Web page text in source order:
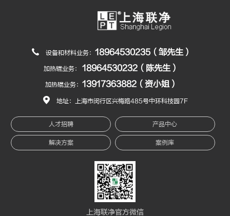
设备和材料业务： 18964530235（邹先生）
加热辊业务： 18964530232（陈先生）
加热辊业务： 13917363882（资小姐）
地址：上海市闵行区兴梅路485号中环科技园7F
人才招聘 产品中心
解决方案 案例库
上海联净官方微信